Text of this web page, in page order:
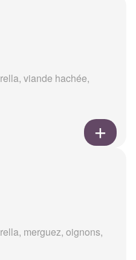
viande hachée,
merguez, oignons,